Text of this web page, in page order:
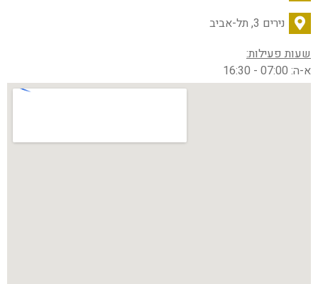
נירים 3, תל-אביב
שעות פעילות:
א-ה: 07:00 - 16:30